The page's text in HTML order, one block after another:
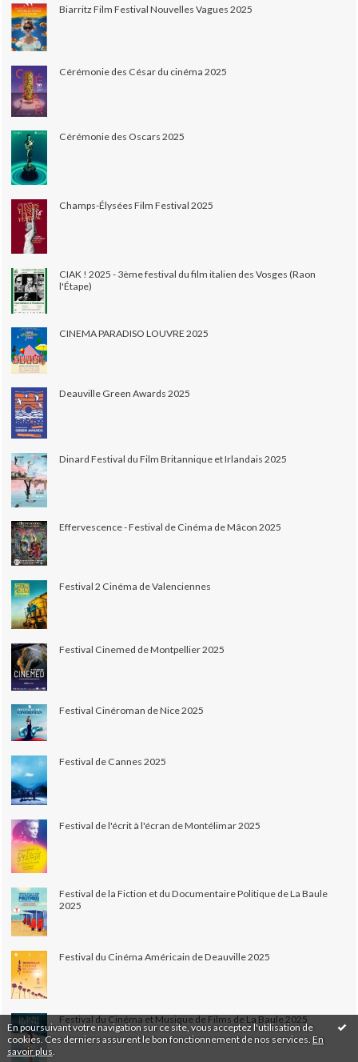
En poursuivant votre navigation sur ce site, vous acceptez l'utilisation de
cookies. Ces derniers assurent le bon fonctionnement de nos services. En
savoir plus
Biarritz Film Festival Nouvelles Vagues 2025
Cérémonie des César du cinéma 2025
Cérémonie des Oscars 2025
Champs-Élysées Film Festival 2025
CIAK ! 2025 - 3ème festival du film italien des Vosges (Raon
l'Étape)
CINEMA PARADISO LOUVRE 2025
Deauville Green Awards 2025
Dinard Festival du Film Britannique et Irlandais 2025
Effervescence - Festival de Cinéma de Mâcon 2025
Festival 2 Cinéma de Valenciennes
Festival Cinemed de Montpellier 2025
Festival Cinéroman de Nice 2025
Festival de Cannes 2025
Festival de l'écrit à l'écran de Montélimar 2025
Festival de la Fiction et du Documentaire Politique de La Baule
2025
Festival du Cinéma Américain de Deauville 2025
Festival du Cinéma et Musique de Films de La Baule 2025